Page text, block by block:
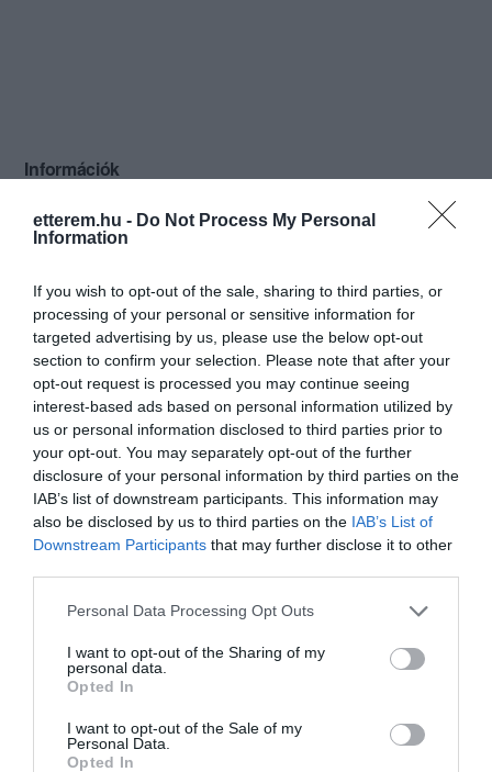
etterem.hu - Do Not Process My Personal
Information
If you wish to opt-out of the sale, sharing to third parties, or
processing of your personal or sensitive information for
targeted advertising by us, please use the below opt-out
section to confirm your selection. Please note that after your
opt-out request is processed you may continue seeing
interest-based ads based on personal information utilized by
us or personal information disclosed to third parties prior to
your opt-out. You may separately opt-out of the further
disclosure of your personal information by third parties on the
IAB’s list of downstream participants. This information may
also be disclosed by us to third parties on the IAB’s List of
Downstream Participants that may further disclose it to other
Please note that this website/app uses one or more Google
not limited to your visit or usage behaviour. You may click to
grant or deny consent to Google and its third-party tags to
use your data for below specified purposes in below Google
consent section.
Personal Data Processing Opt Outs
I want to opt-out of the Sharing of my
personal data.
Opted In
I want to opt-out of the Sale of my
Personal Data.
Opted In
Információk
Nyitvatartás: Ma: 18:00 - 02:00 Mutass többet
Zene típus:
Blues/Jazz, Alternatív
Felszereltség:
Melegétel, Élőzene
Rólunk:
A New Orleans Club kiváló rendezvény-
helyszín a Belváros szívében!
Céges összejövetelekre, magán
partykra - szülinapokra, club
koncertekre és még számtalan egyéb
eseményre igénybe vehető, speciális,
egyedi hangulatával, kitűnő konyhájával,
barátságos személyzetével és felszerelt
színpadával az év bármely napján!
Clubunk első sorban alkalmi
eseményekre nyit ki, melyek többsége
zártkörű vagy meghívásos
vendégfogadást tesz lehetővé. Így
kívánjuk megőrizni a club exluzivítását
egyedi jellegzetességeit.
Mutass többet
Kapcsolat
1066 Budapest, Lovag u. 5
+36 1 269 4951
restaurant@neworleans.hu
www.neworleans.hu